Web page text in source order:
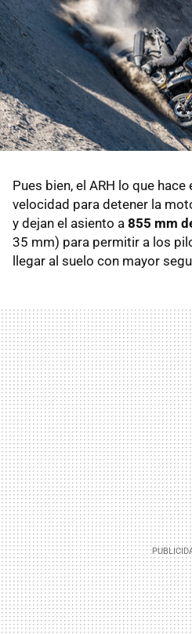
Pues bien, el ARH lo que
velocidad para detener la
y dejan el asiento a 855 mm
35 mm) para permitir a los
llegar al suelo con mayor